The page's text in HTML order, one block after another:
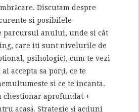
Discutam despre
si posibilele
parcursul anului, unde si cât
care iti sunt nivelurile de
psihologic), cum te vezi
accepta sa porți, ce te
si ce te incanta.
aprofundat +
acasă. Strategie și acțiuni